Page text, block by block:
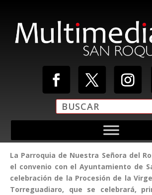
La Parroquia de Nuestra Señora del
el convenio con el Ayuntamiento de
celebración de la Procesión de la
Torreguadiaro, que se celebrará,